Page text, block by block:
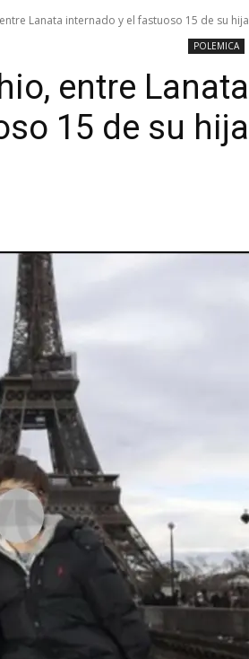
Lanata internado y el fastuoso 15 de su hija
POLEMICA
entre Lanata
15 de su hija